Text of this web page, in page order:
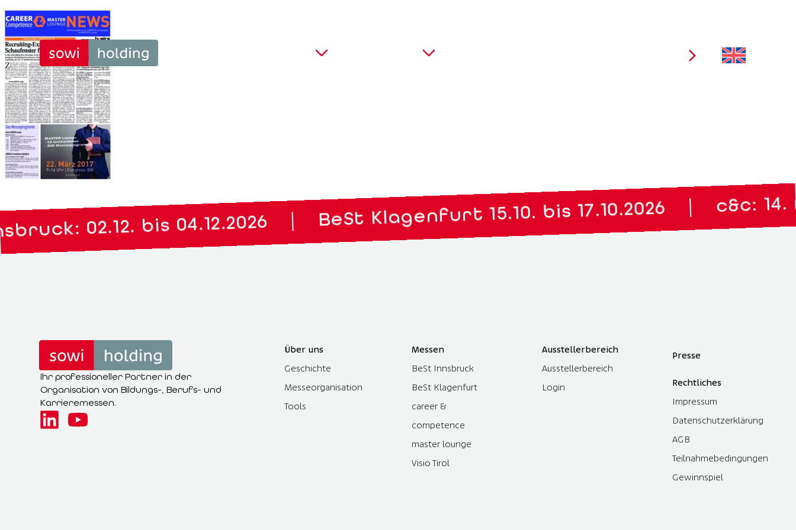
02.12. bis 04.12.2026 BeSt Klagenfurt 15.10. bis 17.10.2026 c&c: 14.
Ihr professioneller Partner in der
Organisation von Bildungs-, Berufs- und
Karrieremessen.
Über uns
Geschichte
Messeorganisation
Tools
Messen
BeSt Innsbruck
BeSt Klagenfurt
career &
competence
master lounge
Visio Tirol
Ausstellerbereich
Ausstellerbereich
Login
Presse
Rechtliches
Impressum
Datenschutzerklärung
AGB
Teilnahmebedingungen
Gewinnspiel